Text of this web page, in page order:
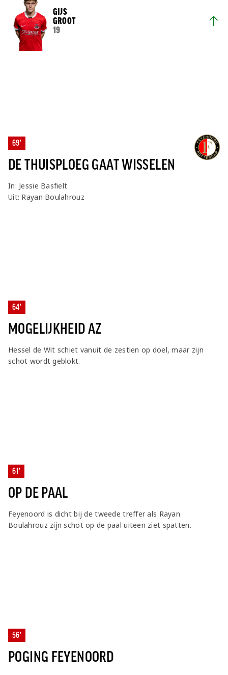
GIJS
GROOT
19
69'
DE THUISPLOEG GAAT WISSELEN
In: Jessie Basfielt
Uit: Rayan Boulahrouz
64'
MOGELIJKHEID AZ
Hessel de Wit schiet vanuit de zestien op doel, maar zijn
schot wordt geblokt.
61'
OP DE PAAL
Feyenoord is dicht bij de tweede treffer als Rayan
Boulahrouz zijn schot op de paal uiteen ziet spatten.
56'
POGING FEYENOORD